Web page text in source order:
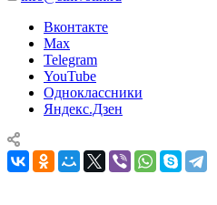
Вконтакте
Max
Telegram
YouTube
Одноклассники
Яндекс.Дзен